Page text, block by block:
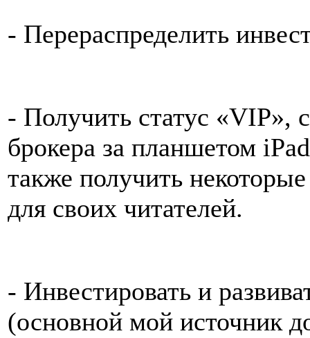
- Перераспределить
- Получить статус «VIP»,
брокера за планшетом
также получить
для своих читателей.
- Инвестировать и
(основной мой источник